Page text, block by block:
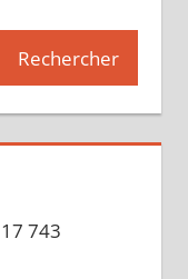
Rechercher
17 743